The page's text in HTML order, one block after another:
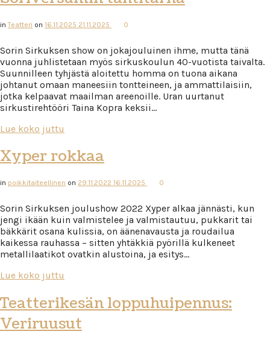
inTeatteri on 16.11.2025 21.11.2025 0
Sorin Sirkuksen show on jokajouluinen ihme, mutta tänä
vuonna juhlistetaan myös sirkuskoulun 40-vuotista taivalta.
Suunnilleen tyhjästä aloitettu homma on tuona aikana
johtanut omaan maneesiin tontteineen, ja ammattilaisiin,
jotka kelpaavat maailman areenoille. Uran uurtanut
sirkustirehtööri Taina Kopra keksii…
Lue koko juttu
Xyper rokkaa
in poikkitaiteellinen on 29.11.2022 16.11.2025 0
Sorin Sirkuksen joulushow 2022 Xyper alkaa jännästi, kun
jengi ikään kuin valmistelee ja valmistautuu, pukkarit tai
bäkkärit osana kulissia, on äänenavausta ja roudailua
kaikessa rauhassa – sitten yhtäkkiä pyörillä kulkeneet
metallilaatikot ovatkin alustoina, ja esitys…
Lue koko juttu
Teatterikesän loppuhuipennus:
Veriruusut